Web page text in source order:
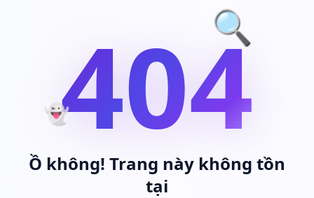
404
🔍
👻
Ồ không! Trang này không tồn
tại